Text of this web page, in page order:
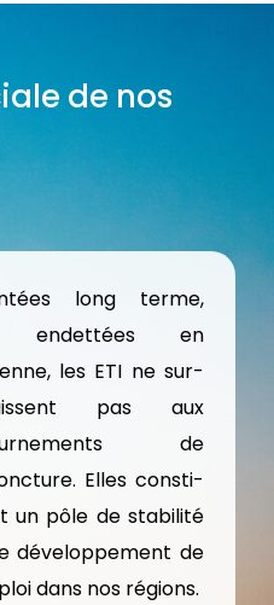
de nos
long terme,
endettées en
les ETI ne sur-
pas aux
de
Elles consti-
un pôle de stabilité
développement de
dans nos régions.